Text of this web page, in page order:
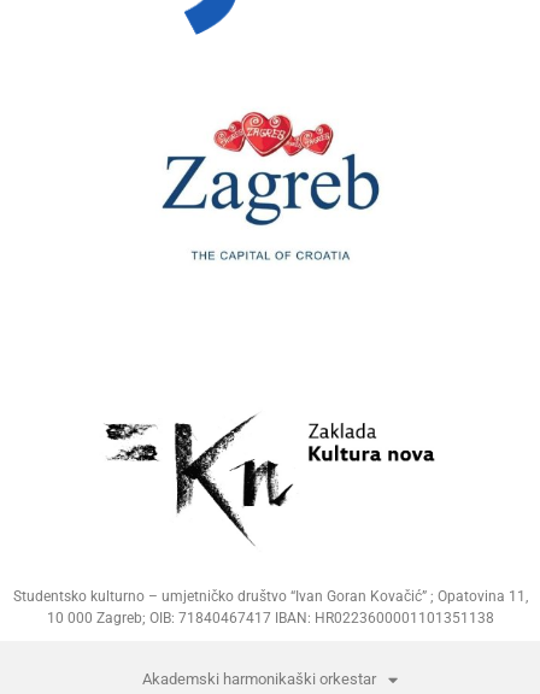
Studentsko kulturno – umjetničko društvo “Ivan Goran Kovačić” ; Opatovina 11,
10 000 Zagreb; OIB: 71840467417 IBAN: HR0223600001101351138
Akademski harmonikaški orkestar